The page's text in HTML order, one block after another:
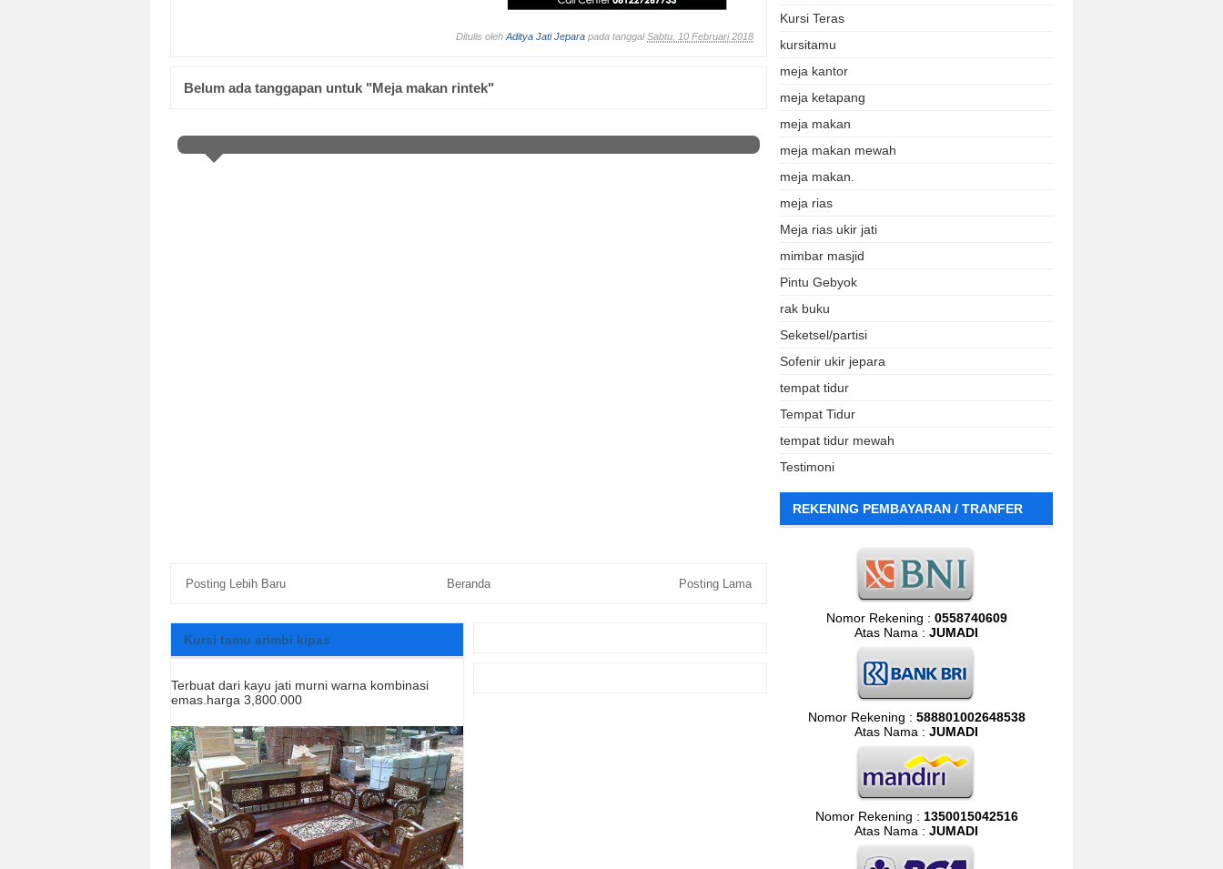
Ditulis oleh Aditya Jati Jepara pada tanggalSabtu, 10 Februari 2018
Belum ada tanggapan untuk "Meja makan rintek"
Posting Lebih Baru Posting Lama
Beranda
Kursi tamu arimbi kipas
Terbuat dari kayu jati murni warna kombinasi
emas.harga 3,800.000
Kursi Teras
kursitamu
meja kantor
meja ketapang
meja makan
meja makan mewah
meja makan.
meja rias
Meja rias ukir jati
mimbar masjid
Pintu Gebyok
rak buku
Seketsel/partisi
Sofenir ukir jepara
tempat tidur
Tempat Tidur
tempat tidur mewah
Testimoni
REKENING PEMBAYARAN / TRANFER
Nomor Rekening : 0558740609
Atas Nama : JUMADI
Nomor Rekening : 588801002648538
Atas Nama : JUMADI
Nomor Rekening : 1350015042516
Atas Nama : JUMADI